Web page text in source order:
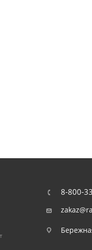
8-800-